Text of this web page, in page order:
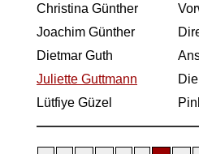
Christina Günther
Joachim Günther
Dietmar Guth
Juliette Guttmann
Lütfiye Güzel